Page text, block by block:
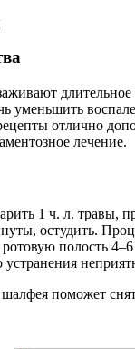
уменьшить
отлично
лечение.
1 ч. л. травы,
остудить.
полость
устранения
поможет